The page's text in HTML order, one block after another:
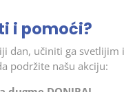
i pomoći?
dan, učiniti ga svetlijim i
podržite našu akciju: